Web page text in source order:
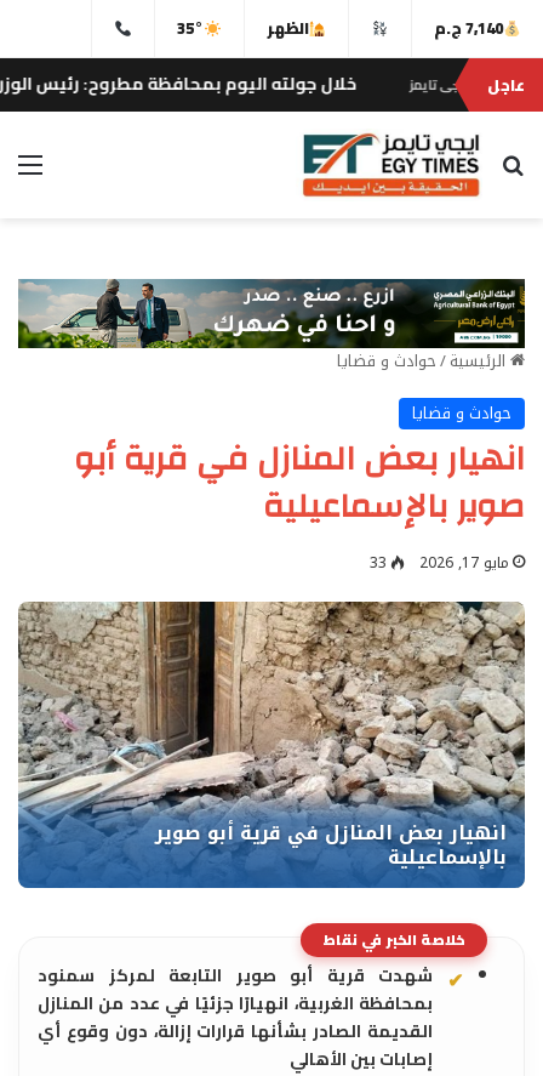
7,140 ج.م الظهر
35°
عاجل
خلال جولته اليوم بمحافظة مطروح: رئيس الوزراء
بحث عن
الرئيسية/حوادث و قضايا
حوادث و قضايا
انهيار بعض المنازل في قرية أبو
صوير بالإسماعيلية
مايو 17, 2026 33
خلاصة الخبر في نقاط
شهدت قرية أبو صوير التابعة لمركز سمنود
بمحافظة الغربية، انهيارًا جزئيًا في عدد من المنازل
القديمة الصادر بشأنها قرارات إزالة، دون وقوع أي
إصابات بين الأهالي